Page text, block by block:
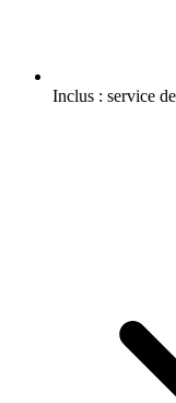
Inclus : service